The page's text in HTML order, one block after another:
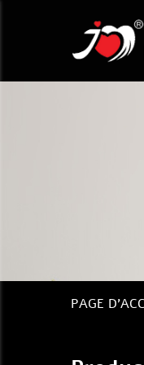
PAGE